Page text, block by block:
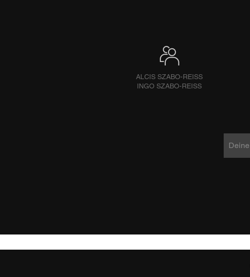
ALCIS SZABO-REISS
INGO SZABO-REISS